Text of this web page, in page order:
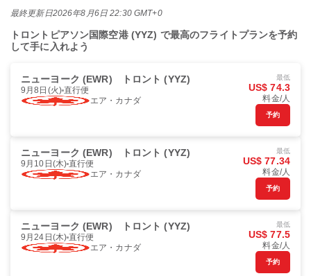
最終更新日2026年8月6日 22:30 GMT+0
トロントピアソン国際空港 (YYZ) で最高のフライトプランを予約
して手に入れよう
ニューヨーク (EWR) トロント (YYZ)
9月8日(火) 直行便
エア・カナダ
最低
US$ 74.3
料金/人
予約
ニューヨーク (EWR) トロント (YYZ)
9月10日(木) 直行便
エア・カナダ
最低
US$ 77.34
料金/人
予約
ニューヨーク (EWR) トロント (YYZ)
9月24日(木) 直行便
エア・カナダ
最低
US$ 77.5
料金/人
予約